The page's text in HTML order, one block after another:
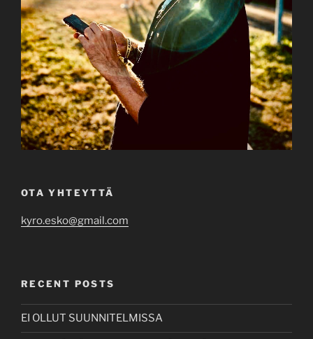
OTA YHTEYTTÄ
kyro.esko@gmail.com
RECENT POSTS
EI OLLUT SUUNNITELMISSA